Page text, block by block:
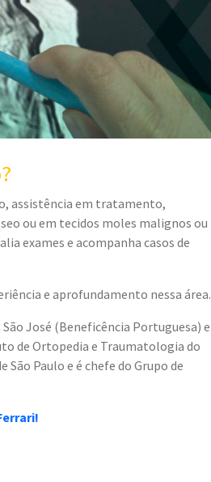
assistência em tratamento,
ou em tecidos moles malignos ou
exames e acompanha casos de
e aprofundamento nessa área.
José (Beneficência Portuguesa) e
de Ortopedia e Traumatologia do
São Paulo e é chefe do Grupo de